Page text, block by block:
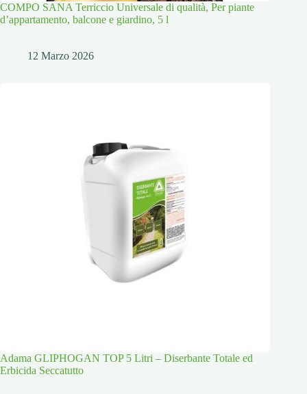
COMPO SANA Terriccio Universale di qualità, Per piante
d’appartamento, balcone e giardino, 5 l
12 Marzo 2026
Adama GLIPHOGAN TOP 5 Litri – Diserbante Totale ed
Erbicida Seccatutto